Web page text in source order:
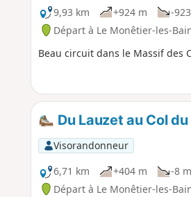
9,93 km
+924 m -
Départ à Le Monêtier-les-
Beau circuit dans le Massif des
Du Lauzet au Col
Visorandonneur
6,71 km
+404 m -8 m
Départ à Le Monêtier-les-